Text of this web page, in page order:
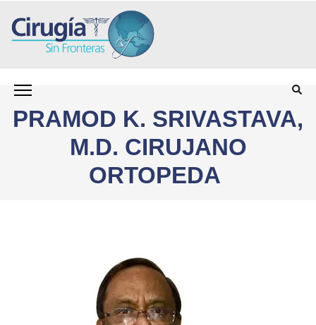
contenido
(presiona
CIRUGÍA SIN FRONTERAS CSF
Programa para personas sin seguro médico que
necesitan cirugía
PRAMOD K. SRIVASTAVA,
M.D. CIRUJANO
ORTOPEDA